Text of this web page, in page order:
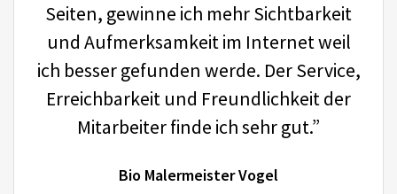
Seiten, gewinne ich mehr Sichtbarkeit
und Aufmerksamkeit im Internet weil
ich besser gefunden werde. Der Service,
Erreichbarkeit und Freundlichkeit der
Mitarbeiter finde ich sehr gut.”
Bio Malermeister Vogel